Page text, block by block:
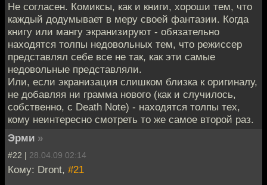
Не согласен. Комиксы, как и книги, хороши тем, что
каждый додумывает в меру своей фантазии. Когда
книгу или мангу экранизируют - обязательно
находятся толпы недовольных тем, что режиссер
представлял себе все не так, как эти самые
недовольные представляли.
Или, если экранизация слишком близка к оригиналу,
не добавляя ни грамма нового (как и случилось,
собственно, с Death Note) - находятся толпы тех,
кому неинтересно смотреть то же самое второй раз.
Эрми »
#22 | 28.04.09 02:14
Кому: Dront, #21